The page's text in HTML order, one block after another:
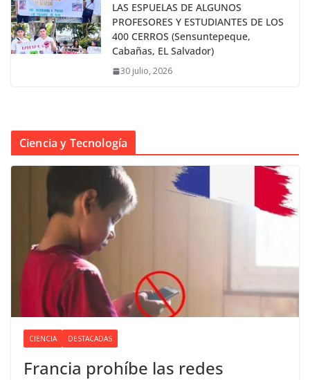
LAS ESPUELAS DE ALGUNOS
PROFESORES Y ESTUDIANTES DE LOS
400 CERROS (Sensuntepeque,
Cabañas, EL Salvador)
30 julio, 2026
Ciencia y Tecnología
CIENCIA DESTACADAS
Francia prohíbe las redes